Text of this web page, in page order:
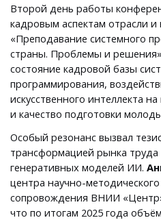
Второй день работы
кадровым аспектам отрасли и
«Преподавание системного
страны. Проблемы и
состояние кадровой базы
программирования,
искусственного интеллекта
и качество подготовки
Особый резонанс вызвал
трансформацией рынка
генеративных моделей ИИ.
центра научно-методического
сопровождения ВНИИ
что по итогам 2025 года